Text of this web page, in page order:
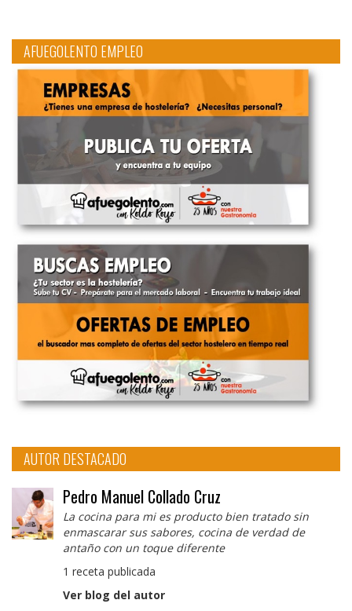
AFUEGOLENTO EMPLEO
AUTOR DESTACADO
Pedro Manuel Collado Cruz
La cocina para mi es producto bien tratado sin
enmascarar sus sabores, cocina de verdad de
antaño con un toque diferente
1 receta publicada
Ver blog del autor